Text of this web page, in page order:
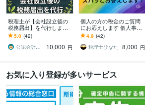
税理士が【会社設立後の
税務届出】を代行します
法人設立届、青色申告、
納期の特例、インボイス
登録など
5.0 (42)
公認会計士･税理士･行政書士 のどか屋
10,000 円
個人の方の税金のご質問
にお応えします 個人事業
主の方、確定申告に不安
のある方必見！
4.9 (42)
税理士ひなた
8,000 円
お気に入り登録が多いサービス